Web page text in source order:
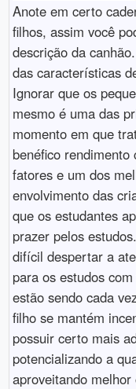
Anote em certo
filhos, assim você
descrição da
das características
Ignorar que os
mesmo é uma das
momento em que
benéfico
fatores e um dos
envolvimento das
que os estudantes
prazer pelos
difícil despertar a
para os estudos
estão sendo cada
filho se mantém
possuir certo mais
potencializando a
aproveitando